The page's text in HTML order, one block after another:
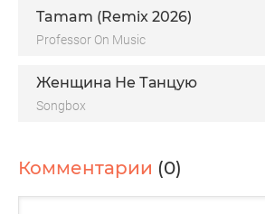
Tamam (Remix 2026)
Professor On Music
Женщина Не Танцую
Songbox
Комментарии (0)